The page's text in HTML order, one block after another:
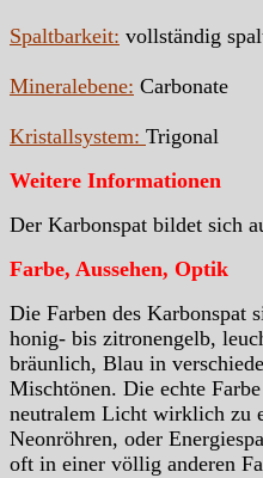
Spaltbarkeit: vollständig
Mineralebene: Carbonate
Kristallsystem: Trigonal
Weitere Informationen
Der Karbonspat bildet sich
Farbe, Aussehen, Optik
Die Farben des Karbonspat
honig- bis zitronengelb,
bräunlich, Blau in
Mischtönen. Die echte
neutralem Licht wirklich zu
Neonröhren, oder
oft in einer völlig anderen